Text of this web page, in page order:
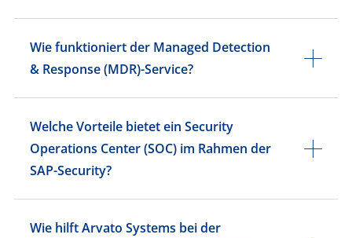
Wie funktioniert der Managed Detection
& Response (MDR)-Service?
Welche Vorteile bietet ein Security
Operations Center (SOC) im Rahmen der
SAP-Security?
Wie hilft Arvato Systems bei der